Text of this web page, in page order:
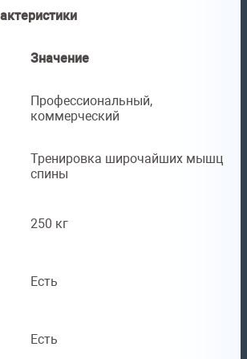
Значение
Профессиональный,
коммерческий
Тренировка широчайших мышц
спины
250 кг
Есть
Есть